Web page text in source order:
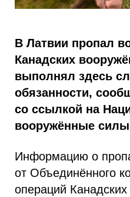
В Латвии пропал
Канадских
выполнял здесь
обязанности,
со ссылкой на
вооружённые
Информацию о
от Объединённого
операций